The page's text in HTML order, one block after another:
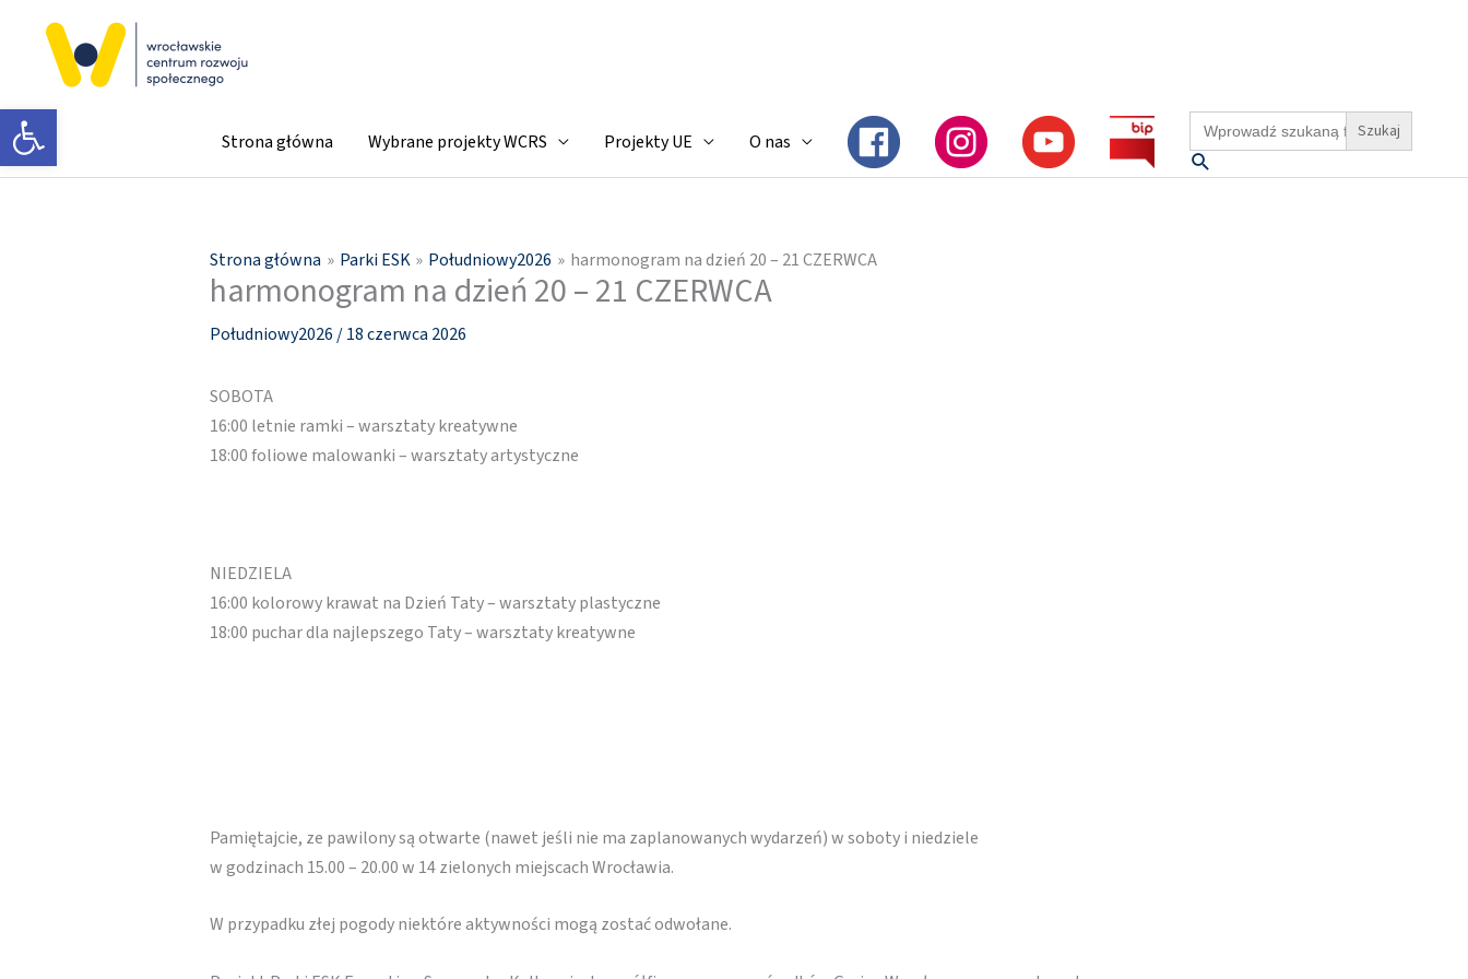
Otwórz pasek narzędzi Strona główna Wybrane projekty WCRS Projekty UE O nas
Search
for:
Szukaj
Strona główna Parki ESK Południowy2026 harmonogram na dzień 20 – 21 CZERWCA
harmonogram na dzień 20 – 21 CZERWCA
Południowy2026 /18 czerwca 2026
SOBOTA
16:00 letnie ramki – warsztaty kreatywne
18:00 foliowe malowanki – warsztaty artystyczne
NIEDZIELA
16:00 kolorowy krawat na Dzień Taty – warsztaty plastyczne
18:00 puchar dla najlepszego Taty – warsztaty kreatywne
Pamiętajcie, ze pawilony są otwarte (nawet jeśli nie ma zaplanowanych wydarzeń) w soboty i niedziele
w godzinach 15.00 – 20.00 w 14 zielonych miejscach Wrocławia.
W przypadku złej pogody niektóre aktywności mogą zostać odwołane.